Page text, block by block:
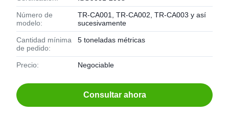
Número de
modelo:
TR-CA001, TR-CA002, TR-CA003 y así
sucesivamente
Cantidad mínima
de pedido:
5 toneladas métricas
Precio: Negociable
Consultar ahora